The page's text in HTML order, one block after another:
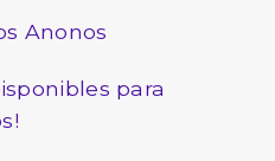
Anonos
para